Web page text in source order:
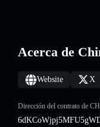
Acerca de
Website X
Dirección del contrato de